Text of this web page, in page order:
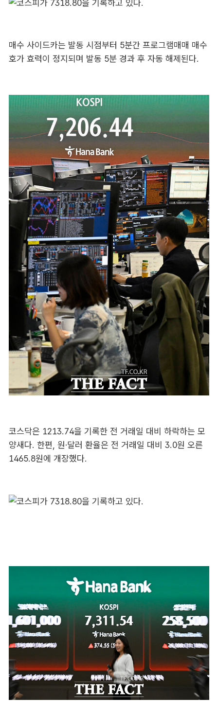
매수 사이드카는 발동 시점부터 5분간 프로그램매매 매수
호가 효력이 정지되며 발동 5분 경과 후 자동 해제된다.
코스닥은 1213.74을 기록한 전 거래일 대비 하락하는 모
양새다. 한편, 원·달러 환율은 전 거래일 대비 3.0원 오른
1465.8원에 개장했다.